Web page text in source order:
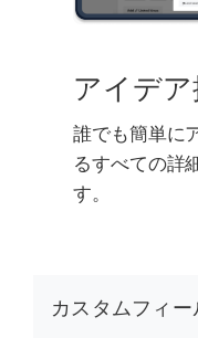
アイデア
誰でも簡単に
るすべての詳
す。
カスタムフィー